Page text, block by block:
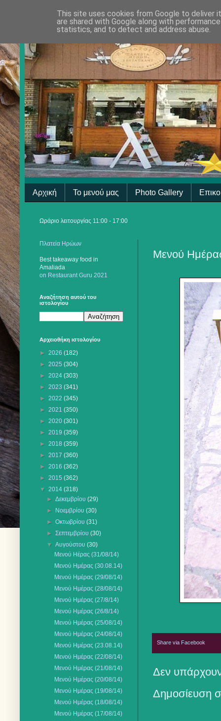
Αρχική Το μενού μας Photo Gallery
Ωράριο λειτουργίας 11:00 - 17:00
Μενού
Share via Facebook
Δεν
Δημοσίευση
Πλατεία Ηρώων
Best takeaway food in
Amaliada
on Restaurant Guru 2021
Αναζήτηση αυτού του
ιστολογίου
Αρχειοθήκη ιστολογίου
► 2026 (182)
► 2025 (304)
► 2024 (303)
► 2023 (341)
► 2022 (345)
► 2021 (350)
► 2020 (301)
► 2019 (359)
► 2018 (359)
► 2017 (360)
► 2016 (362)
► 2015 (362)
▼ 2014 (318)
►Δεκεμβρίου(29)
►
Νοεμβρίου(30)
►Οκτωβρίου(31)
►Σεπτεμβρίου(30)
▼Αυγούστου(30)
Μενού Ηέρας (31/08/14)
Μενού Ημέρας (30.08.14)
Μενού Ημέρας (29/08/14)
Μενού Ημέρας (28/08/14)
Μενού Ημέρας (27/8/14)
Μενού Ημέρας (26/8/14)
Μενού Ημέρας (25/08/14)
Μενού Ημέρας (24/08/14)
Μενού Ημέρας (23.08.14)
Μενού Ημέρας (22/08/14)
Μενού Ημέρας (21/08/14)
Μενού Ημέρας (20/08/14)
Μενού Ημέρας (19/08/14)
Μενού Ημέρας (18/08/14)
Μενού Ημέρας (17/08/14)
This site uses cookies from Google to deliver
are shared with Google along with
statistics, and to detect and address abuse.